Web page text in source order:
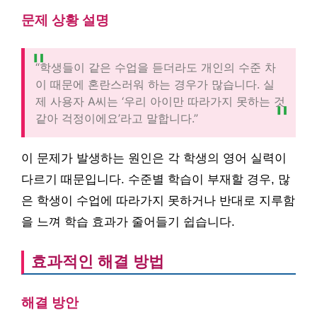
문제 상황 설명
“학생들이 같은 수업을 듣더라도 개인의 수준 차
이 때문에 혼란스러워 하는 경우가 많습니다. 실
제 사용자 A씨는 ‘우리 아이만 따라가지 못하는 것
같아 걱정이에요’라고 말합니다.”
이 문제가 발생하는 원인은 각 학생의 영어 실력이
다르기 때문입니다. 수준별 학습이 부재할 경우, 많
은 학생이 수업에 따라가지 못하거나 반대로 지루함
을 느껴 학습 효과가 줄어들기 쉽습니다.
효과적인 해결 방법
해결 방안